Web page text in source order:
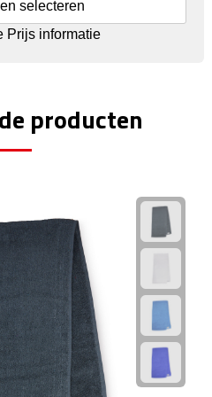
selecteren
Prijs informatie
producten